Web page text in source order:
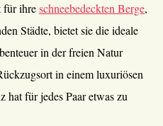
für ihreschneebedeckten Berge,
Städte, bietet sie die ideale
in der freien Natur
in einem luxuriösen
hat für jedes Paar etwas zu